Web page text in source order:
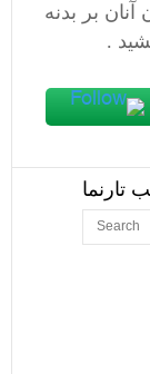
بر بدنه
.